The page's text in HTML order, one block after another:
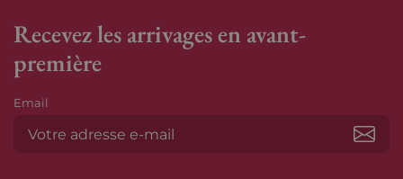
Recevez les arrivages en avant-
première
Email